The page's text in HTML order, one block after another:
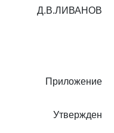
Д.В.ЛИВАНОВ
Приложение
Утвержден